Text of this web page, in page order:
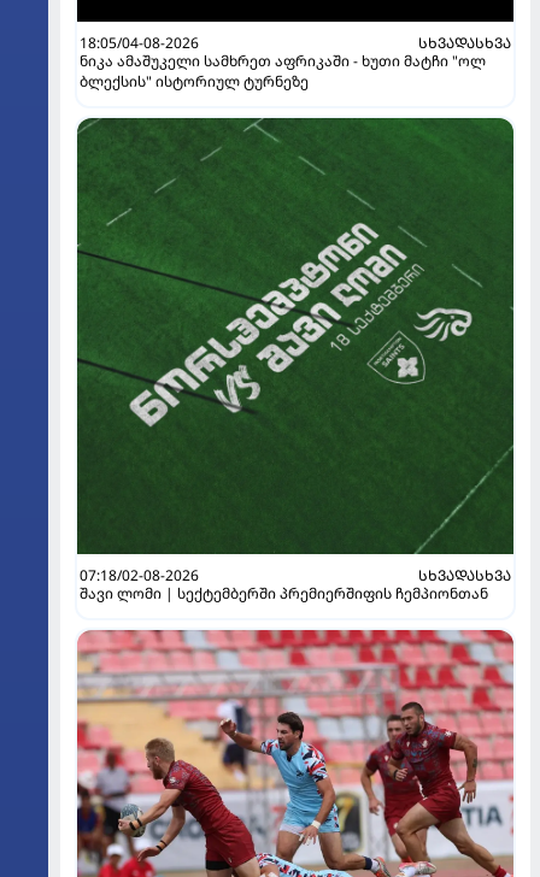
18:05/04-08-2026
ᲡᲮᲕᲐᲓᲐᲡᲮᲕᲐ
ნიკა ამაშუკელი სამხრეთ აფრიკაში - ხუთი მატჩი "ოლ
ბლექსის" ისტორიულ ტურნეზე
07:18/02-08-2026
ᲡᲮᲕᲐᲓᲐᲡᲮᲕᲐ
შავი ლომი | სექტემბერში პრემიერშიფის ჩემპიონთან